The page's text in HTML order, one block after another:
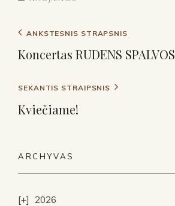
ANKSTESNIS STRAPSNIS
Koncertas RUDENS SPALVOS
SEKANTIS STRAIPSNIS
Kviečiame!
ARCHYVAS
2026